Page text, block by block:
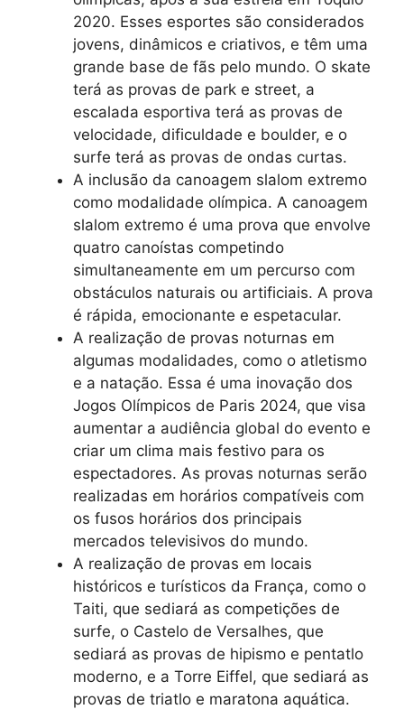
2020. Esses esportes são considerados
jovens, dinâmicos e criativos, e têm uma
grande base de fãs pelo mundo. O skate
terá as provas de park e street, a
escalada esportiva terá as provas de
velocidade, dificuldade e boulder, e o
surfe terá as provas de ondas curtas.
A inclusão da canoagem slalom extremo
como modalidade olímpica. A canoagem
slalom extremo é uma prova que envolve
quatro canoístas competindo
simultaneamente em um percurso com
obstáculos naturais ou artificiais. A prova
é rápida, emocionante e espetacular.
A realização de provas noturnas em
algumas modalidades, como o atletismo
e a natação. Essa é uma inovação dos
Jogos Olímpicos de Paris 2024, que visa
aumentar a audiência global do evento e
criar um clima mais festivo para os
espectadores. As provas noturnas serão
realizadas em horários compatíveis com
os fusos horários dos principais
mercados televisivos do mundo.
A realização de provas em locais
históricos e turísticos da França, como o
Taiti, que sediará as competições de
surfe, o Castelo de Versalhes, que
sediará as provas de hipismo e pentatlo
moderno, e a Torre Eiffel, que sediará as
provas de triatlo e maratona aquática.